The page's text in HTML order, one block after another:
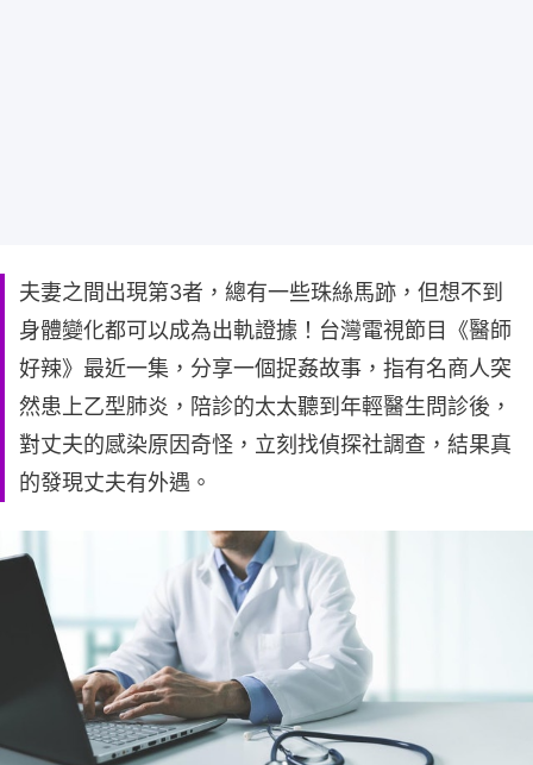
夫妻之間出現第3者，總有一些珠絲馬跡，但想不到
身體變化都可以成為出軌證據！台灣電視節目《醫師
好辣》最近一集，分享一個捉姦故事，指有名商人突
然患上乙型肺炎，陪診的太太聽到年輕醫生問診後，
對丈夫的感染原因奇怪，立刻找偵探社調查，結果真
的發現丈夫有外遇。